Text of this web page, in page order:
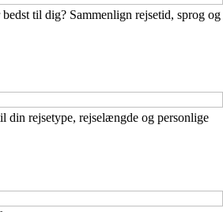
til dig? Sammenlign rejsetid, sprog og
din rejsetype, rejselængde og personlige